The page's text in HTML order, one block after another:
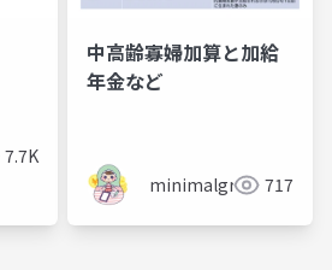
7.7K
中高齢寡婦加算と加給
年金など
minimalgreen717